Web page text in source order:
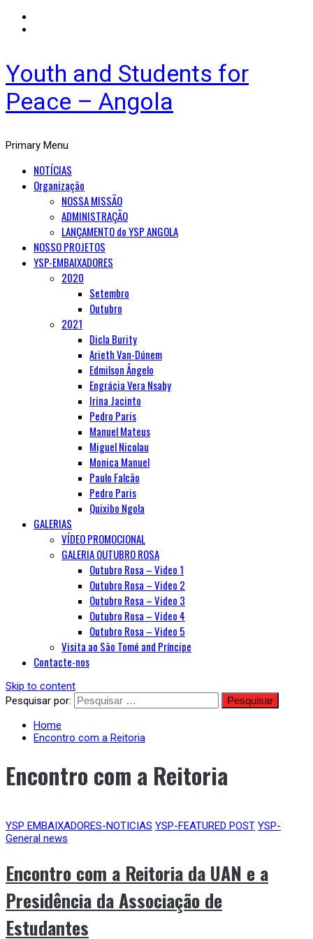
Youth and Students for
Peace – Angola
Primary Menu
NOTÍCIAS
Organização
NOSSA MISSÃO
ADMINISTRAÇÃO
LANÇAMENTO do YSP ANGOLA
NOSSO PROJETOS
YSP-EMBAIXADORES
2020
Setembro
Outubro
2021
Dicla Burity
Arieth Van-Dúnem
Edmilson Ângelo
Engrácia Vera Nsaby
Irina Jacinto
Pedro Paris
Manuel Mateus
Miguel Nicolau
Monica Manuel
Paulo Falcão
Pedro Paris
Quixibo Ngola
GALERIAS
VÍDEO PROMOCIONAL
GALERIA OUTUBRO ROSA
Outubro Rosa – Video 1
Outubro Rosa – Video 2
Outubro Rosa – Video 3
Outubro Rosa – Video 4
Outubro Rosa – Video 5
Visita ao São Tomé and Príncipe
Contacte-nos
Skip to content
Pesquisar por:
Home
Encontro com a Reitoria
Encontro com a Reitoria
YSP EMBAIXADORES-NOTICIAS YSP-FEATURED POST YSP-
General news
Encontro com a Reitoria da UAN e a
Presidência da Associação de
Estudantes